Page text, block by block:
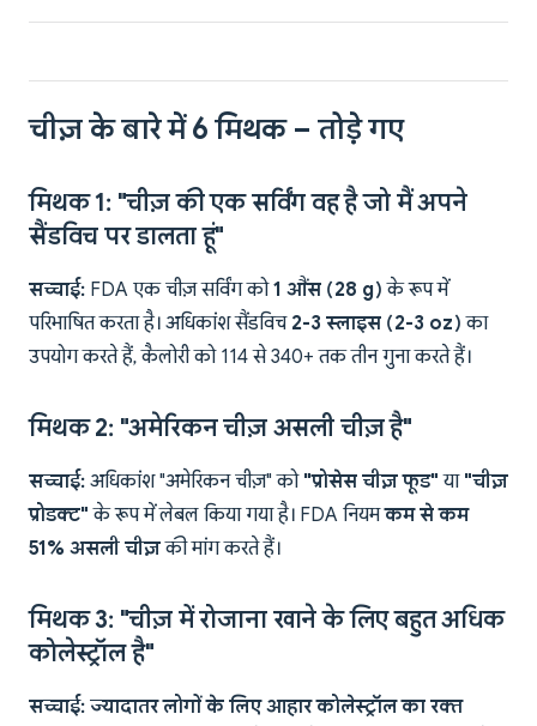
चीज़ के बारे में 6 मिथक – तोड़े गए
मिथक 1: "चीज़ की एक सर्विंग वह है जो मैं अपने
सैंडविच पर डालता हूं"
सच्चाई: FDA एक चीज़ सर्विंग को1 औंस (28 g) के रूप में
परिभाषित करता है। अधिकांश सैंडविच 2-3 स्लाइस (2-3 oz) का
उपयोग करते हैं, कैलोरी को 114 से 340+ तक तीन गुना करते हैं।
मिथक 2: "अमेरिकन चीज़ असली चीज़ है"
सच्चाई: अधिकांश "अमेरिकन चीज़" को "प्रोसेस चीज़ फूड" या "चीज़
प्रोडक्ट" के रूप में लेबल किया गया है। FDA नियमकम से कम
51% असली चीज़की मांग करते हैं।
मिथक 3: "चीज़ में रोजाना खाने के लिए बहुत अधिक
कोलेस्ट्रॉल है"
सच्चाई: ज्यादातर लोगों के लिए आहार कोलेस्ट्रॉल का रक्त